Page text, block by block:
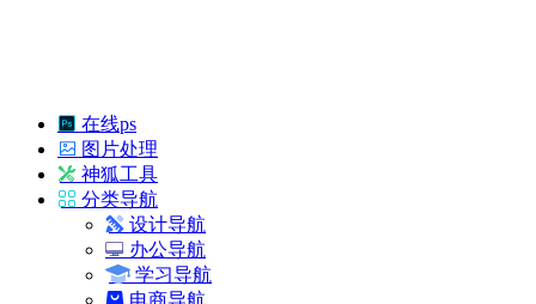
在线ps
图片处理
神狐工具
分类导航
设计导航
办公导航
学习导航
电商导航